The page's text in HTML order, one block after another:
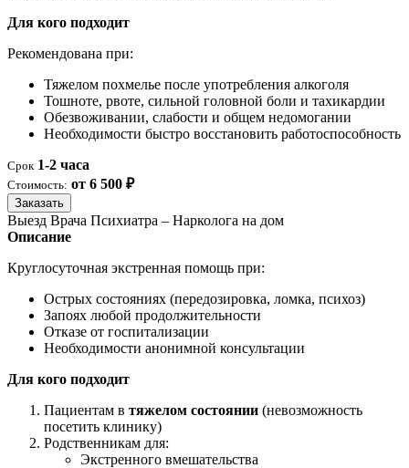
Для кого подходит
Рекомендована при:
Тяжелом похмелье после употребления алкоголя
Тошноте, рвоте, сильной головной боли и тахикардии
Обезвоживании, слабости и общем недомогании
Необходимости быстро восстановить работоспособность
Срок 1-2 часа
Стоимость: от 6 500 ₽
Заказать
Выезд Врача Психиатра – Нарколога на дом
Описание
Круглосуточная экстренная помощь при:
Острых состояниях (передозировка, ломка, психоз)
Запоях любой продолжительности
Отказе от госпитализации
Необходимости анонимной консультации
Для кого подходит
Пациентам в тяжелом состоянии (невозможность
посетить клинику)
Родственникам для:
Экстренного вмешательства